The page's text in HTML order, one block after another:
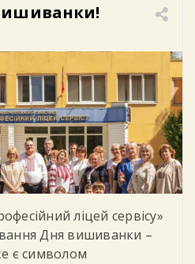
ліцей сервісу»
Дня вишиванки –
є символом